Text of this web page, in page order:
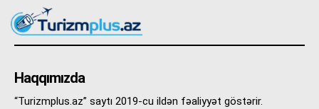
Haqqımızda
“Turizmplus.az” saytı 2019-cu ildən fəaliyyət göstərir.